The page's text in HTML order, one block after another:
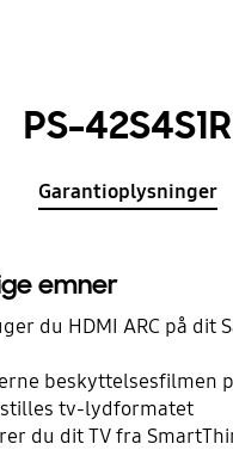
PS-42S4S1R
Garantioplysninger
emner
du HDMI ARC på dit
beskyttelsesfilmen
tv-lydformatet
du dit TV fra